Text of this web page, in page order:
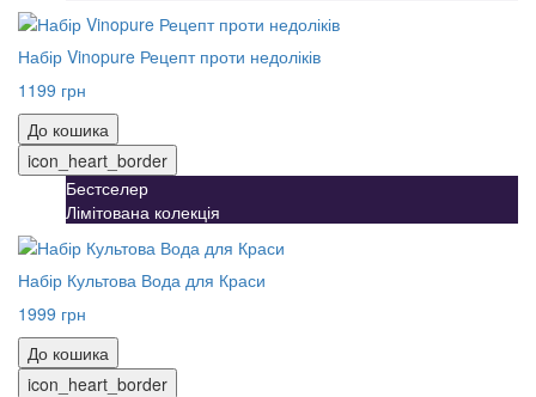
Набір Vinopure Рецепт проти недоліків
1199 грн
До кошика
icon_heart_border
Бестселер
Лімітована колекція
Набір Культова Вода для Краси
1999 грн
До кошика
icon_heart_border